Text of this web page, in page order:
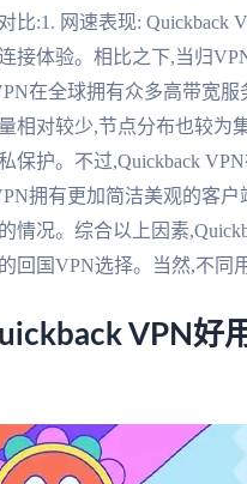
比:1. 网速表现: Quickback
接体验。相比之下,当归
在全球拥有众多高带宽
相对较少,节点分布也较为
保护。不过,Quickback
拥有更加简洁美观的客
情况。综合以上因素
回国VPN选择。当然,不同
VPN好